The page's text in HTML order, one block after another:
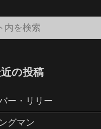
の投稿
ー・リリー
グマン